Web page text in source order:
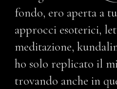
fondo, ero aperta a
approcci esoterici,
meditazione,
ho solo replicato il
trovando anche in